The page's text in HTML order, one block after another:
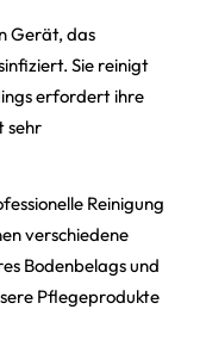
Gerät, das
Sie reinigt
erfordert ihre
sehr
Reinigung
verschiedene
Bodenbelagsund
Pflegeprodukte